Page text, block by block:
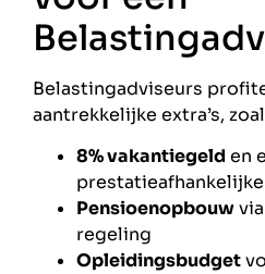
Belastingadviseurs
aantrekkelijke extra’s,
8% vakantiegelden
Pensioenopbouw
regeling
Opleidingsbudget